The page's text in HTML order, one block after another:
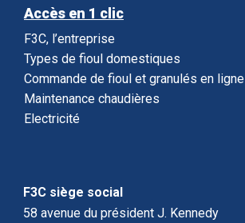
Accès en 1 clic
F3C, l’entreprise
Types de fioul domestiques
Commande de fioul et granulés en ligne
Maintenance chaudières
Electricité
F3C siège social
58 avenue du président J. Kennedy